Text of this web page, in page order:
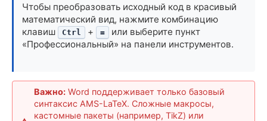
Чтобы преобразовать исходный код в красивый
математический вид, нажмите комбинацию
клавиш
Ctrl + =
или выберите пункт
«Профессиональный» на панели инструментов.
Важно: Word поддерживает только базовый
синтаксис AMS-LaTeX. Сложные макросы,
кастомные пакеты (например, TikZ) или